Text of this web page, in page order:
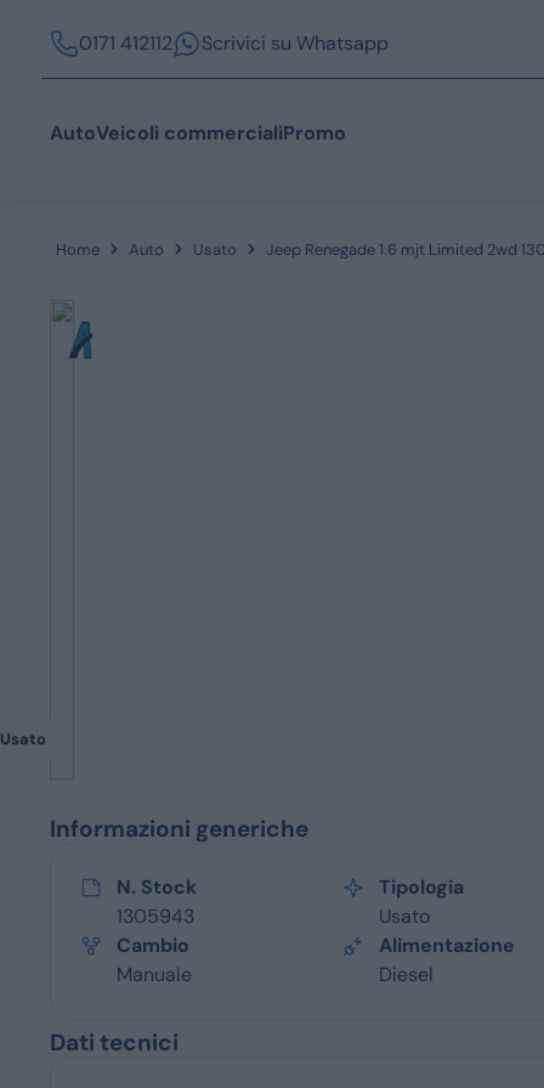
0171 412112 Scrivici su Whatsapp
AutoVeicoli commercialiPromo
Home Auto Usato Jeep Renegade 1.6 mjt Limited 2wd
Usato
Informazioni generiche
N. Stock
1305943
Tipologia
Usato
Cambio
Manuale
Alimentazione
Diesel
Dati tecnici